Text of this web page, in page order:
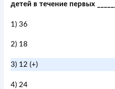
детей в течение первых
1) 36
2) 18
3) 12 (+)
4) 24